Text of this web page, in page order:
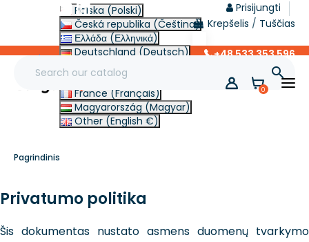
Prisijungti
Krepšelis / Tuščias
lt
Polska (Polski)
Česká republika (Čeština)
Ελλάδα (Ελληνικά)
Deutschland (Deutsch)
Italia (Italiano)
Slovensko (Slovenčina)
France (Français)
Magyarország (Magyar)
Other (English €)
+48 533 353 596

0
Pagrindinis
Privatumo politika
Šis dokumentas nustato asmens duomenų tvarkymo